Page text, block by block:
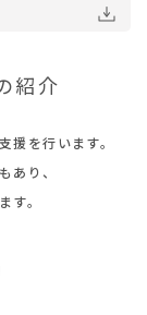
紹介
援を行います。
あり、
す。